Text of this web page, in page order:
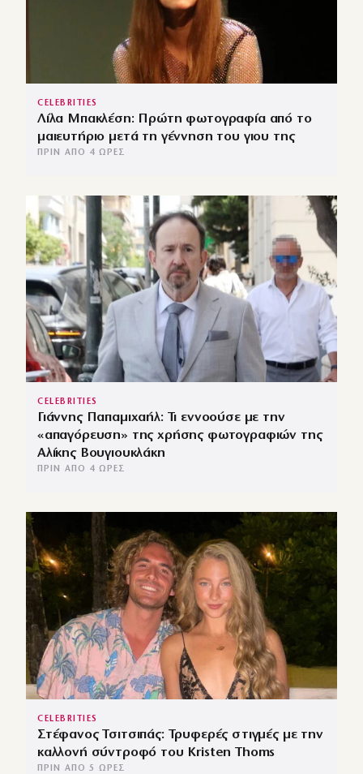
CELEBRITIES
Λίλα Μπακλέση: Πρώτη φωτογραφία από το
μαιευτήριο μετά τη γέννηση του γιου της
ΠΡΙΝ ΑΠΌ 4 ΏΡΕΣ
CELEBRITIES
Γιάννης Παπαμιχαήλ: Τι εννοούσε με την
«απαγόρευση» της χρήσης φωτογραφιών της
Αλίκης Βουγιουκλάκη
ΠΡΙΝ ΑΠΌ 4 ΏΡΕΣ
CELEBRITIES
Στέφανος Τσιτσιπάς: Τρυφερές στιγμές με την
καλλονή σύντροφό του Kristen Thoms
ΠΡΙΝ ΑΠΌ 5 ΏΡΕΣ